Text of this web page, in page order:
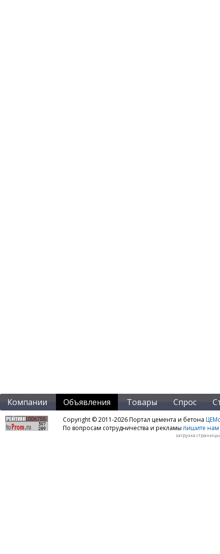
Компании Объявления Товары Спрос
Copyright © 2011-2026 Портал цемента и бетона
По вопросам сотрудничества и рекламы пишите нам
загрузка